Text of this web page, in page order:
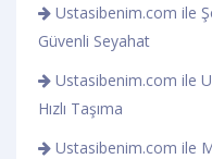
Ustasibenim.com ile
Güvenli Seyahat
Ustasibenim.com ile
Hızlı Taşıma
Ustasibenim.com ile